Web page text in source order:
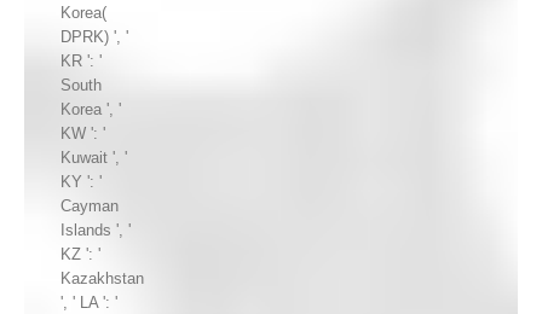
Korea(
DPRK) ', '
KR ': '
South
Korea ', '
KW ': '
Kuwait ', '
KY ': '
Cayman
Islands ', '
KZ ': '
Kazakhstan
', ' LA ': '